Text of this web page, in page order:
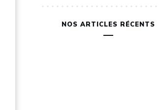
NOS ARTICLES RÉCENTS